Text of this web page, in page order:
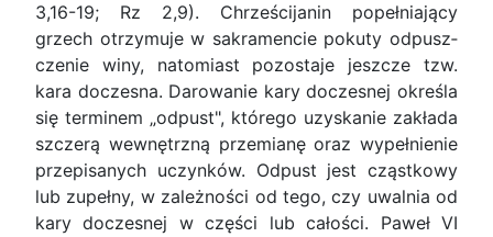
3,16-19; Rz 2,9). Chrześcijanin popełniający
grzech otrzymuje w sakramencie pokuty odpusz­
czenie winy, natomiast pozostaje jeszcze tzw.
kara doczesna. Darowanie kary doczesnej określa
się terminem „odpust", którego uzyskanie zakłada
szczerą wewnętrzną przemianę oraz wypełnienie
przepisanych uczynków. Odpust jest cząstkowy
lub zupełny, w zależności od tego, czy uwalnia od
kary doczesnej w części lub całości. Paweł VI